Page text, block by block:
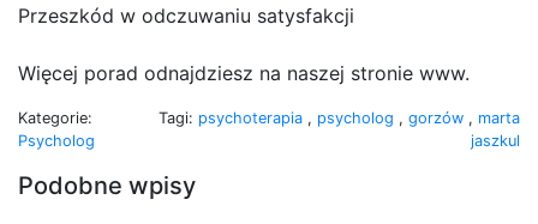
Przeszkód w odczuwaniu satysfakcji
Więcej porad odnajdziesz na naszej stronie www.
Kategorie:
Psycholog
Tagi: psychoterapia , psycholog , gorzów , marta
jaszkul
Podobne wpisy